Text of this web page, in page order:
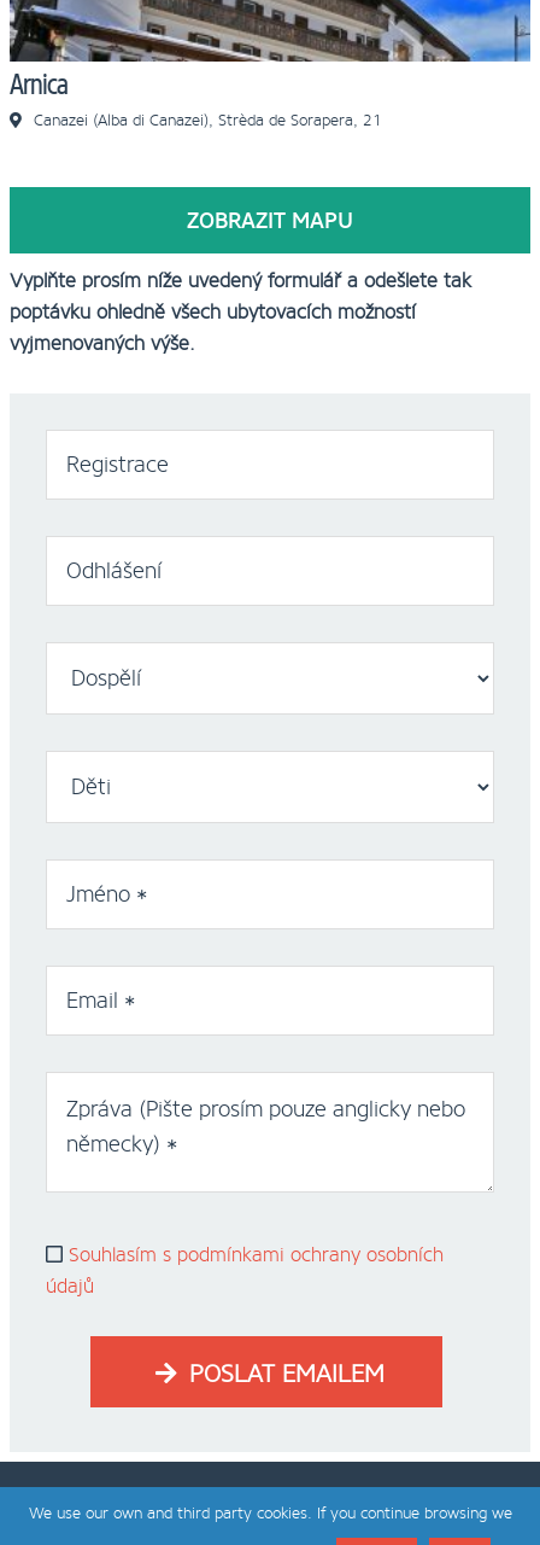
Arnica
Canazei (Alba di Canazei), Strèda de Sorapera, 21
ZOBRAZIT MAPU
Vyplňte prosím níže uvedený formulář a odešlete tak
poptávku ohledně všech ubytovacích možností
vyjmenovaných výše.
Registrace
Odhlášení
Jméno *
Email *
Zpráva (Pište prosím pouze anglicky nebo
německy) *
Souhlasím s podmínkami ochrany osobních
údajů
POSLAT EMAILEM
navržený a vyvinutý společnostíbagaweb
We use our own and third party cookies. If you continue browsing we